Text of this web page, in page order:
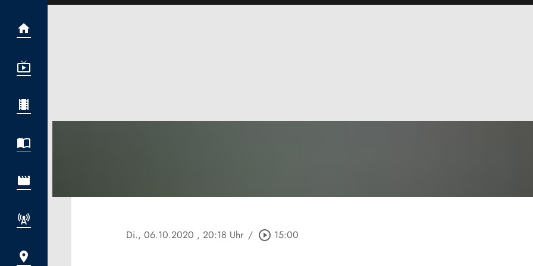
Di., 06.10.2020 , 20:18 Uhr / play_circle_outline 15:00